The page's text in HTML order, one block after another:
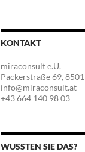
KONTAKT
miraconsult e.U.
Packerstraße 69,
info@miraconsult.at
+43 664 140 98 03
WUSSTEN SIE DAS?